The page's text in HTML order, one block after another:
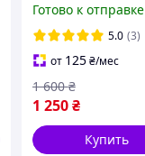
с простыней на
резинке (бежевый)
Готово к отправке
5.0 (3)
от 125 ₴/мес
1 250 ₴
1 600 ₴
Купить